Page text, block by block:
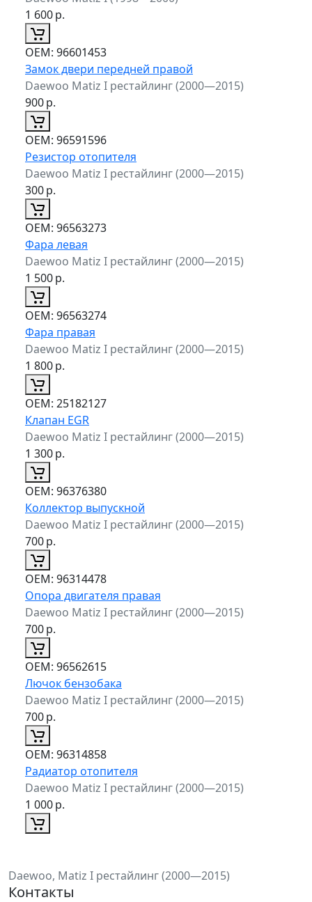
1 600р.
ОЕМ: 96601453
Замок двери передней правой
Daewoo Matiz I рестайлинг (2000—2015)
900р.
ОЕМ: 96591596
Резистор отопителя
Daewoo Matiz I рестайлинг (2000—2015)
300р.
ОЕМ: 96563273
Фара левая
Daewoo Matiz I рестайлинг (2000—2015)
1 500р.
ОЕМ: 96563274
Фара правая
Daewoo Matiz I рестайлинг (2000—2015)
1 800р.
ОЕМ: 25182127
Клапан EGR
Daewoo Matiz I рестайлинг (2000—2015)
1 300р.
ОЕМ: 96376380
Коллектор выпускной
Daewoo Matiz I рестайлинг (2000—2015)
700р.
ОЕМ: 96314478
Опора двигателя правая
Daewoo Matiz I рестайлинг (2000—2015)
700р.
ОЕМ: 96562615
Лючок бензобака
Daewoo Matiz I рестайлинг (2000—2015)
700р.
ОЕМ: 96314858
Радиатор отопителя
Daewoo Matiz I рестайлинг (2000—2015)
1 000р.
Daewoo, Matiz I рестайлинг (2000—2015)
Контакты